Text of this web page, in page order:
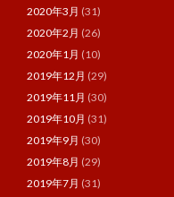
2020年3月 (31)
2020年2月 (26)
2020年1月 (10)
2019年12月 (29)
2019年11月 (30)
2019年10月 (31)
2019年9月 (30)
2019年8月 (29)
2019年7月 (31)